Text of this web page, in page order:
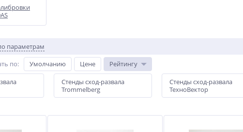
параметрам
по: Умолчанию Цене Рейтингу
Стенды сход-развала
Trommelberg
Стенды сход-развала
ТехноВектор